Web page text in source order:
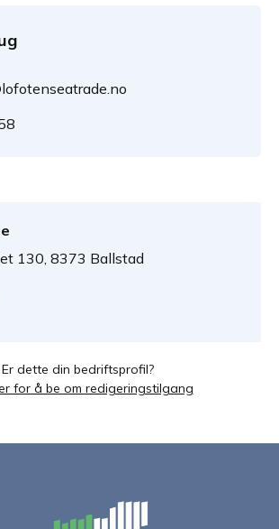
130, 8373 Ballstad
Er dette din bedriftsprofil?
for å be om redigeringstilgang